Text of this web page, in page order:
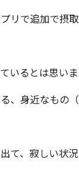
で追加で摂取
いるとは思い
、身近なもの
て、寂しい状況